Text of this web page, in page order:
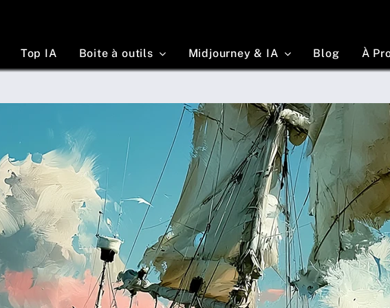
Top IA Boite à outils Midjourney & IA Blog À